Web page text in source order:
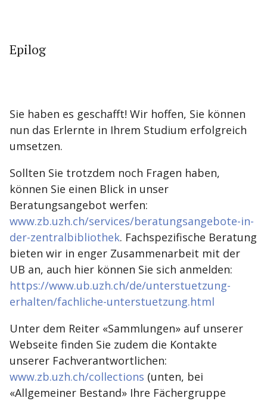
Epilog
Sie haben es geschafft! Wir hoffen, Sie können
nun das Erlernte in Ihrem Studium erfolgreich
umsetzen.
Sollten Sie trotzdem noch Fragen haben,
können Sie einen Blick in unser
Beratungsangebot werfen:
www.zb.uzh.ch/services/beratungsangebote-in-
der-zentralbibliothek. Fachspezifische Beratung
bieten wir in enger Zusammenarbeit mit der
UB an, auch hier können Sie sich anmelden:
https://www.ub.uzh.ch/de/unterstuetzung-
erhalten/fachliche-unterstuetzung.html
Unter dem Reiter «Sammlungen» auf unserer
Webseite finden Sie zudem die Kontakte
unserer Fachverantwortlichen:
www.zb.uzh.ch/collections (unten, bei
«Allgemeiner Bestand» Ihre Fächergruppe